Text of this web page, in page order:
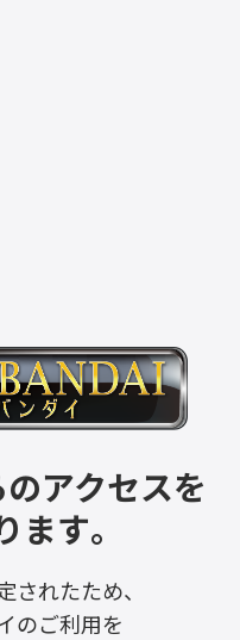
アクセスを
す。
れたため、
のご利用を